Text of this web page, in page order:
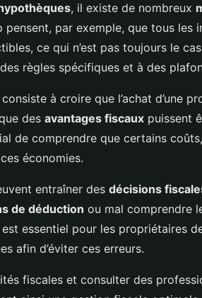
, il existe de nombreux
pensent, par exemple, que tous les
ce qui n’est pas toujours le
règles spécifiques et à des
à croire que l’achat d’une
des avantages fiscaux puissent
de comprendre que certains
économies.
entraîner des décisions
de déduction ou mal comprendre
essentiel pour les propriétaires
afin d’éviter ces erreurs.
fiscales et consulter des